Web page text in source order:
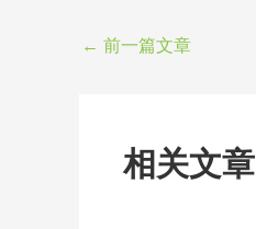
← 前一篇文章
相关文章